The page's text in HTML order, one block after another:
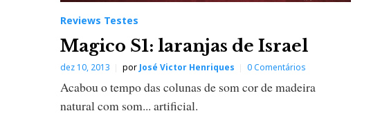
Reviews Testes
Magico S1: laranjas de Israel
dez 10, 2013 por José Victor Henriques 0 Comentários
Acabou o tempo das colunas de som cor de madeira
natural com som... artificial.